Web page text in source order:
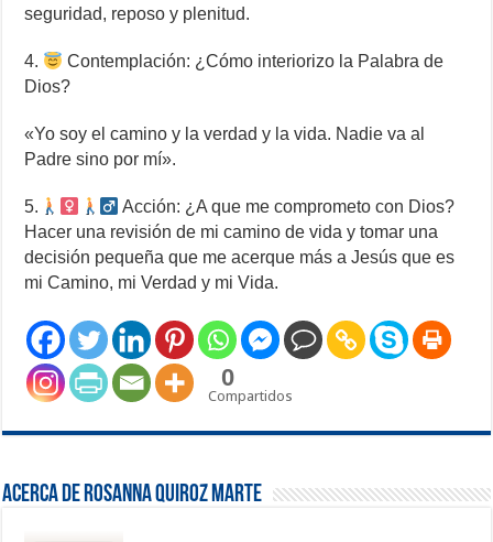
seguridad, reposo y plenitud.
4.
Contemplación: ¿Cómo interiorizo la Palabra de
Dios?
«Yo soy el camino y la verdad y la vida. Nadie va al
Padre sino por mí».
5.
Acción: ¿A que me comprometo con Dios?
Hacer una revisión de mi camino de vida y tomar una
decisión pequeña que me acerque más a Jesús que es
mi Camino, mi Verdad y mi Vida.
0
Compartidos
Acerca de Rosanna Quiroz Marte